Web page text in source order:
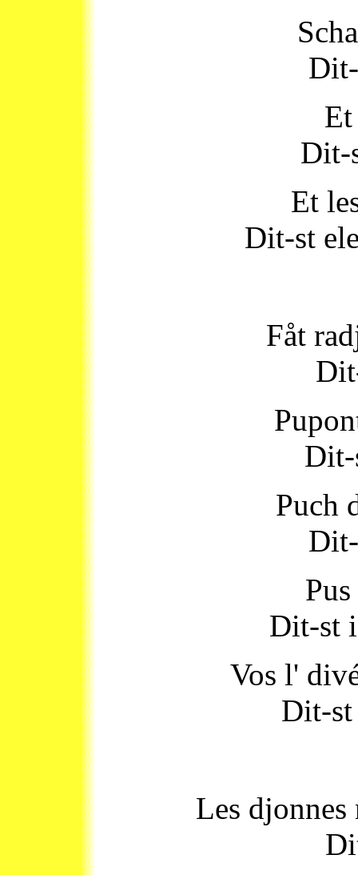
Dit-
Et
Dit-st
Fåt
Puch
Dit-st
Vos l'
Dit-
Les